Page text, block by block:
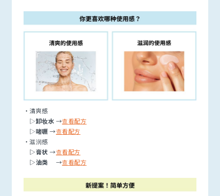
・清爽感
▷卸妆水 →查看配方
▷啫喱→查看配方
・滋润感
▷膏状→查看配方
▷油类 →查看配方